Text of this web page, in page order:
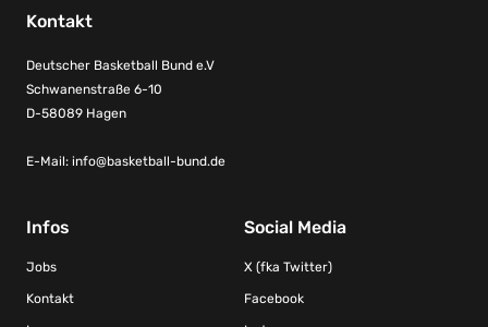
Kontakt
Deutscher Basketball Bund e.V
Schwanenstraße 6-10
D-58089 Hagen
E-Mail: info@basketball-bund.de
Infos
Jobs
Kontakt
Social Media
X (fka Twitter)
Facebook